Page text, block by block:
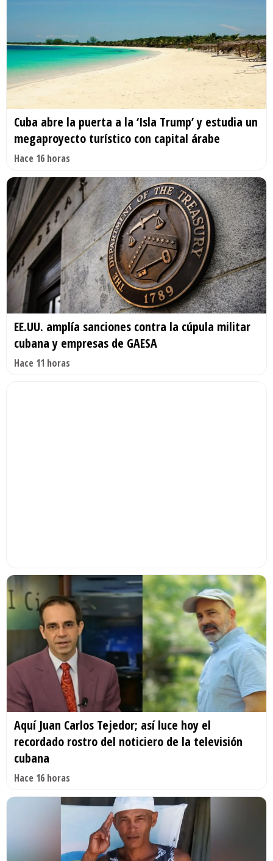
Cuba abre la puerta a la ‘Isla Trump’ y estudia un
megaproyecto turístico con capital árabe
Hace 16 horas
EE.UU. amplía sanciones contra la cúpula militar
cubana y empresas de GAESA
Hace 11 horas
Aquí Juan Carlos Tejedor; así luce hoy el
recordado rostro del noticiero de la televisión
cubana
Hace 16 horas